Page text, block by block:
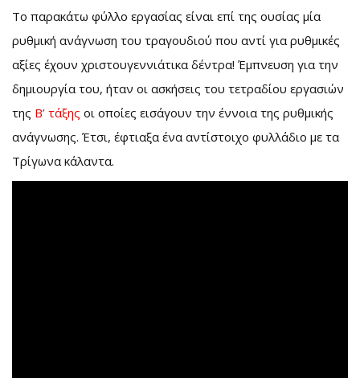
Το παρακάτω φύλλο εργασίας είναι επί της ουσίας μία
ρυθμική ανάγνωση του τραγουδιού που αντί για ρυθμικές
αξίες έχουν χριστουγεννιάτικα δέντρα! Έμπνευση για την
δημιουργία του, ήταν οι ασκήσεις του τετραδίου εργασιών
της Β’ τάξης οι οποίες εισάγουν την έννοια της ρυθμικής
ανάγνωσης. Έτσι, έφτιαξα ένα αντίστοιχο φυλλάδιο με τα
Τρίγωνα κάλαντα.